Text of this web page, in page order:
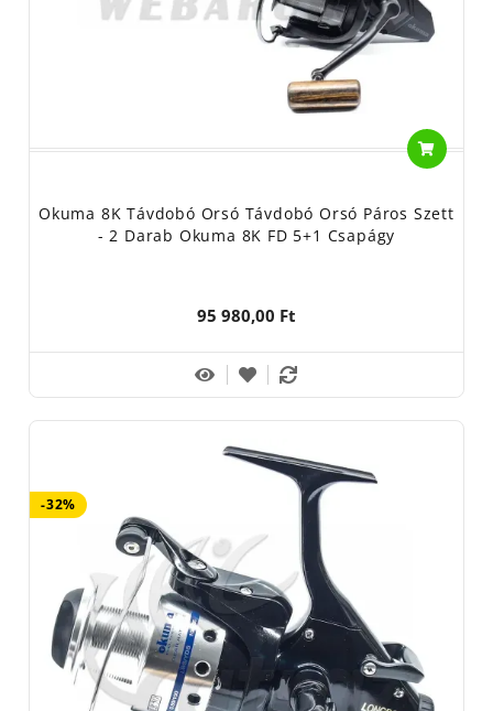
Okuma 8K Távdobó Orsó Távdobó Orsó Páros Szett
- 2 Darab Okuma 8K FD 5+1 Csapágy
95 980,00 Ft
-32%